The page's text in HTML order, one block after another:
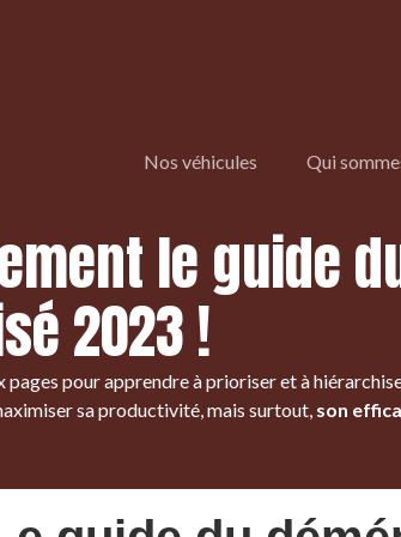
Nos véhicules Qui
le guide
2023 !
pour apprendre à prioriser et à
sa productivité, mais surtout, son